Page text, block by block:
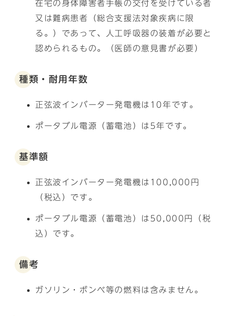
在宅の身体障害者手帳の交付を受けている者
又は難病患者（総合支援法対象疾病に限
る。）であって、人工呼吸器の装着が必要と
認められるもの。（医師の意見書が必要）
種類・耐用年数
正弦波インバーター発電機は10年です。
ポータブル電源（蓄電池）は5年です。
基準額
正弦波インバーター発電機は100,000円
（税込）です。
ポータブル電源（蓄電池）は50,000円（税
込）です。
備考
ガソリン・ボンベ等の燃料は含みません。